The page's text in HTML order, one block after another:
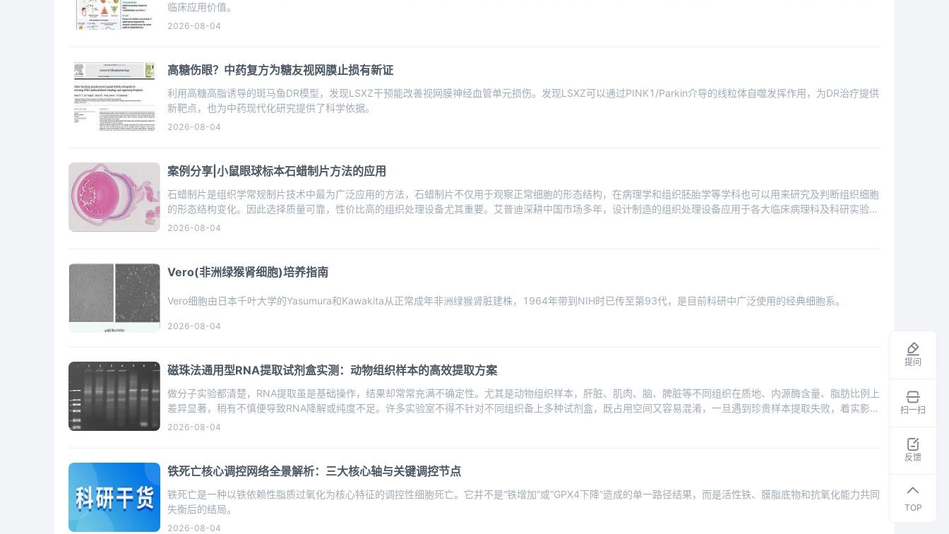
临床应用价值。
2026-08-04
高糖伤眼？中药复方为糖友视网膜止损有新证
利用高糖高脂诱导的斑马鱼DR模型，发现LSXZ干预能改善视网膜神经血管单元损伤。发现LSXZ可以通过PINK1/Parkin介导的线粒体自噬发挥作用，为DR治疗提供
新靶点，也为中药现代化研究提供了科学依据。
2026-08-04
案例分享|小鼠眼球标本石蜡制片方法的应用
石蜡制片是组织学常规制片技术中最为广泛应用的方法，石蜡制片不仅用于观察正常细胞的形态结构，在病理学和组织胚胎学等学科也可以用来研究及判断组织细胞
的形态结构变化。因此选择质量可靠，性价比高的组织处理设备尤其重要。艾普迪深耕中国市场多年，设计制造的组织处理设备应用于各大临床病理科及科研实验
室，为广大用户提供了卓越的制片质量和良好的使用体验。
2026-08-04
Vero(非洲绿猴肾细胞)培养指南
Vero细胞由日本千叶大学的Yasumura和Kawakita从正常成年非洲绿猴肾脏建株，1964年带到NIH时已传至第93代，是目前科研中广泛使用的经典细胞系。
2026-08-04
磁珠法通用型RNA提取试剂盒实测：动物组织样本的高效提取方案
做分子实验都清楚，RNA提取虽是基础操作，结果却常常充满不确定性。尤其是动物组织样本，肝脏、肌肉、脑、脾脏等不同组织在质地、内源酶含量、脂肪比例上
差异显著，稍有不慎便导致RNA降解或纯度不足。许多实验室不得不针对不同组织备上多种试剂盒，既占用空间又容易混淆，一旦遇到珍贵样本提取失败，着实影响
实验进度。
2026-08-04
铁死亡核心调控网络全景解析：三大核心轴与关键调控节点
铁死亡是一种以铁依赖性脂质过氧化为核心特征的调控性细胞死亡。它并不是“铁增加”或“GPX4下降”造成的单一路径结果，而是活性铁、膜脂底物和抗氧化能力共同
失衡后的结局。
2026-08-04
提问
扫一扫
取
干
资
料
反馈
TOP